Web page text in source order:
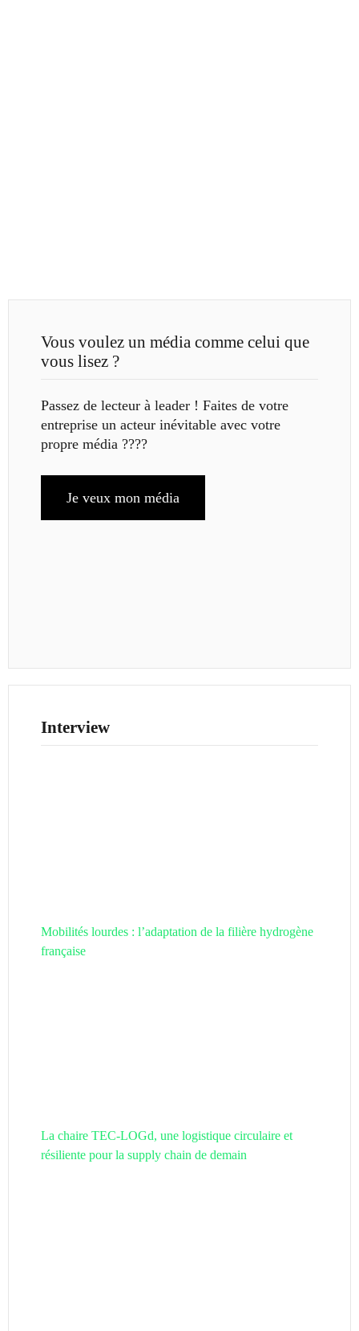
Vous voulez un média comme celui que
vous lisez ?
Passez de lecteur à leader ! Faites de votre
entreprise un acteur inévitable avec votre
propre média ????
Je veux mon média
Interview
Mobilités lourdes : l’adaptation de la filière hydrogène
française
La chaire TEC-LOGd, une logistique circulaire et
résiliente pour la supply chain de demain